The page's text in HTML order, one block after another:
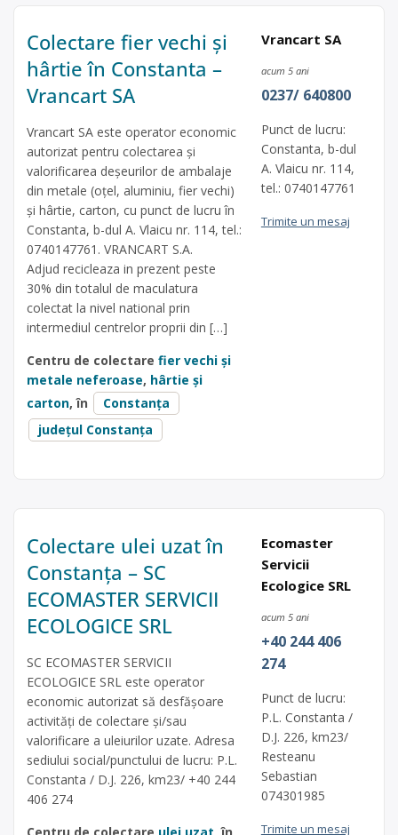
Colectare fier vechi și
hârtie în Constanta –
Vrancart SA
Vrancart SA este operator economic
autorizat pentru colectarea și
valorificarea deșeurilor de ambalaje
din metale (oțel, aluminiu, fier vechi)
și hârtie, carton, cu punct de lucru în
Constanta, b-dul A. Vlaicu nr. 114, tel.:
0740147761. VRANCART S.A.
Adjud recicleaza in prezent peste
30% din totalul de maculatura
colectat la nivel national prin
intermediul centrelor proprii din […]
Centru de colectare fier vechi și
metale neferoase, hârtie și
carton, în
Constanța
județul Constanța
Vrancart SA
acum 5 ani
0237/ 640800
Punct de lucru:
Constanta, b-dul
A. Vlaicu nr. 114,
tel.: 0740147761
Trimite un mesaj
Colectare ulei uzat în
Constanța – SC
ECOMASTER SERVICII
ECOLOGICE SRL
SC ECOMASTER SERVICII
ECOLOGICE SRL este operator
economic autorizat să desfăşoare
activităţi de colectare şi/sau
valorificare a uleiurilor uzate. Adresa
sediului social/punctului de lucru: P.L.
Constanta / D.J. 226, km23/ +40 244
406 274
Centru de colectare ulei uzat, în
Ecomaster
Servicii
Ecologice SRL
acum 5 ani
+40 244 406
274
Punct de lucru:
P.L. Constanta /
D.J. 226, km23/
Resteanu
Sebastian
074301985
Trimite un mesaj